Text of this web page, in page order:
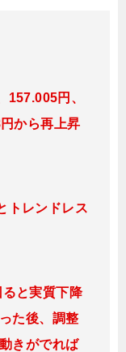
157.005円 、
から再上昇
トレンドレス
と実質下降
た後、調整
きがでれば